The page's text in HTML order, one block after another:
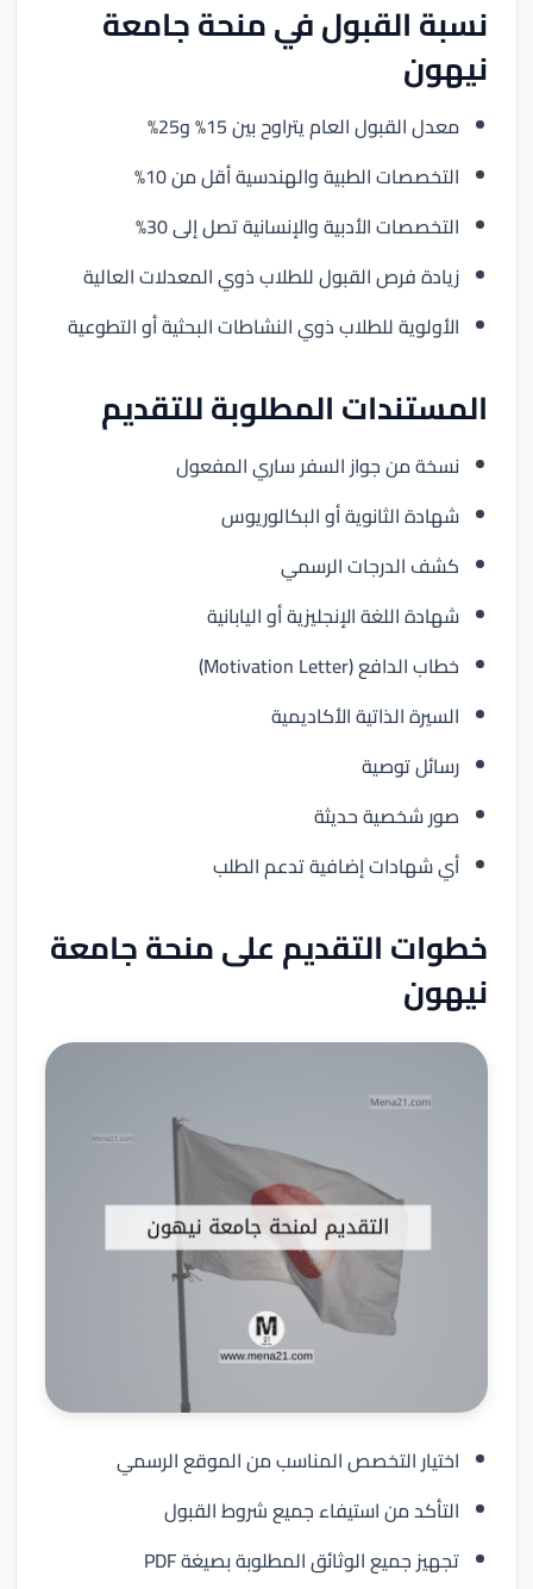
نسبة القبول في منحة جامعة
نيهون
معدل القبول العام يتراوح بين 15% و25%
التخصصات الطبية والهندسية أقل من 10%
التخصصات الأدبية والإنسانية تصل إلى 30%
زيادة فرص القبول للطلاب ذوي المعدلات العالية
الأولوية للطلاب ذوي النشاطات البحثية أو التطوعية
المستندات المطلوبة للتقديم
نسخة من جواز السفر ساري المفعول
شهادة الثانوية أو البكالوريوس
كشف الدرجات الرسمي
شهادة اللغة الإنجليزية أو اليابانية
خطاب الدافع (Motivation Letter)
السيرة الذاتية الأكاديمية
رسائل توصية
صور شخصية حديثة
أي شهادات إضافية تدعم الطلب
خطوات التقديم على منحة جامعة
نيهون
اختيار التخصص المناسب من الموقع الرسمي
التأكد من استيفاء جميع شروط القبول
تجهيز جميع الوثائق المطلوبة بصيغة PDF